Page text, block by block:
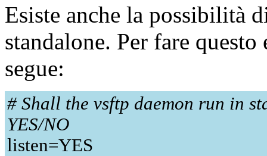
Esiste anche la possibilità
standalone. Per fare
segue:
# Shall the vsftp daemon run in
YES/NO
listen=YES